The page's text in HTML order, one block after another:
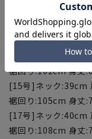
裾回り:96cm 身丈
[11号]ネック
裾回り:99cm 身丈
[13号]ネック:38cm
裾回り:102cm 身丈
[15号]ネック:39cm
裾回り:105cm 身丈
[17号]ネック:40cm
裾回り:108cm 身丈